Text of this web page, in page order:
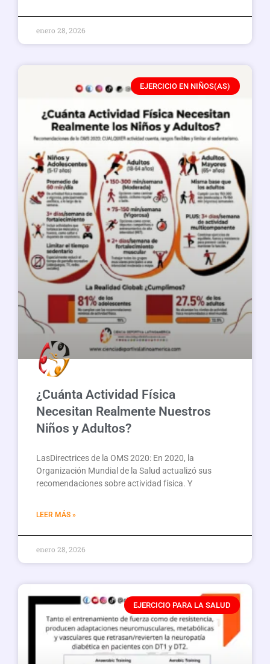
enero 28, 2026
EJERCICIO EN NIÑOS(AS)
¿Cuánta Actividad Física
Necesitan Realmente Nuestros
Niños y Adultos?
LasDirectrices de la OMS 2020: En 2020, la
Organización Mundial de la Salud actualizó sus
recomendaciones sobre actividad física. Y
LEER MÁS »
enero 28, 2026
EJERCICIO PARA LA SALUD